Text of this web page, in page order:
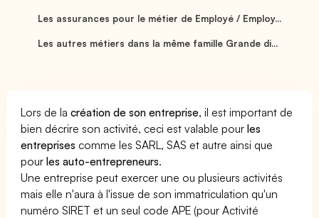
Les assurances pour le métier de Employé / Employ...
Les autres métiers dans la même famille Grande di...
Lors de lacréation de son entreprise, il est important de
bien décrire son activité, ceci est valable pourles
entreprises comme les SARL, SAS et autre ainsi que
pourles auto-entrepreneurs.
Une entreprise peut exercer une ou plusieurs activités
mais elle n'aura à l'issue de son immatriculation qu'un
numéro SIRET et un seul code APE (pour Activité